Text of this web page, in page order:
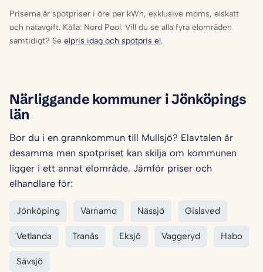
Priserna är spotpriser i öre per kWh, exklusive moms, elskatt
och nätavgift. Källa: Nord Pool. Vill du se alla fyra elområden
samtidigt? Se elpris idag och spotpris el.
Närliggande kommuner i Jönköpings
län
Bor du i en grannkommun till Mullsjö? Elavtalen är
desamma men spotpriset kan skilja om kommunen
ligger i ett annat elområde. Jämför priser och
elhandlare för:
Jönköping Värnamo Nässjö Gislaved
Vetlanda Tranås Eksjö Vaggeryd Habo
Sävsjö